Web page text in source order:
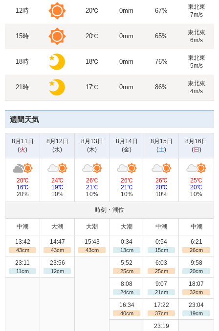
12時 20℃ 0mm 67%
東北東
7m/s
15時 20℃ 0mm 65%
東北東
6m/s
18時 18℃ 0mm 76%
東北東
5m/s
21時 17℃ 0mm 86%
東北東
4m/s
週間天気
8月11日
(火)
8月12日
(水)
8月13日
(木)
8月14日
(金)
8月15日
(土)
8月16日
(日 )
20℃
16℃
20%
24℃
19℃
10%
26℃
21℃
10%
26℃
21℃
10%
26℃
20℃
10%
25℃
20℃
10%
時刻・潮位
中潮 大潮 大潮 大潮 中潮 中潮
13:42
43cm
23:11
11cm
14:47
43cm
23:56
12cm
15:43
43cm
0:34
13cm
5:52
25cm
8:08
24cm
16:34
40cm
0:54
15cm
6:03
25cm
9:07
21cm
17:22
37cm
23:19
6:21
26cm
9:58
20cm
18:07
32cm
23:04
19cm